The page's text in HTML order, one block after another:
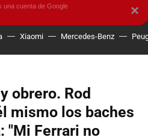
Xiaomi Mercedes-Benz
obrero. Rod
mismo los baches
"Mi Ferrari no
×
una cuenta de Google